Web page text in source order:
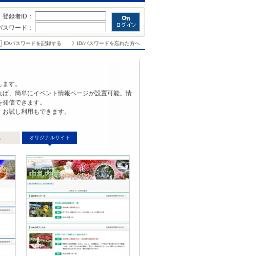
登録者ID：
スワード：
》ID/パスワードを忘れた方へ
ID/パスワードを記録する
す。
、簡単にイベント情報ページが設置可能。情
信できます。
試し利用もできます。
オリジナルサイト